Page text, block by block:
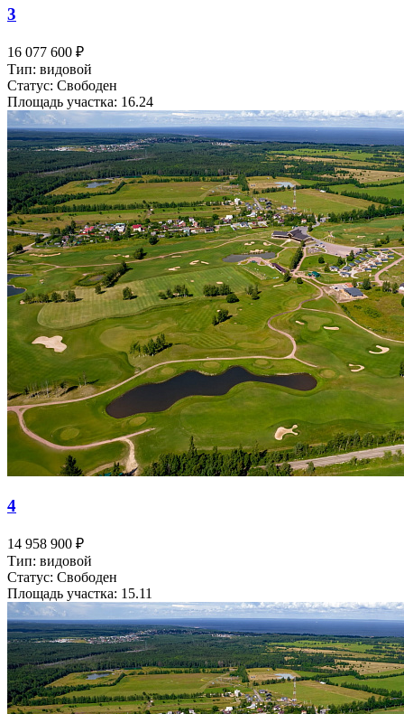
3
16 077 600 ₽
Тип: видовой
Статус: Свободен
Площадь участка: 16.24
4
14 958 900 ₽
Тип: видовой
Статус: Свободен
Площадь участка: 15.11